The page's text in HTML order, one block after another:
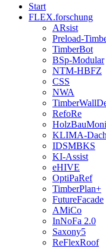
Start
FLEX.forschung
ARsist
Preload-
TimberBot
BSp-Modular
NTM-HBFZ
CSS
NWA
RefoRe
KLIMA-Dach
IDSMBKS
KI-Assist
eHIVE
OptiPaRef
TimberPlan+
FutureFacade
AMiCo
InNoFa 2.0
Saxony5
ReFlexRoof